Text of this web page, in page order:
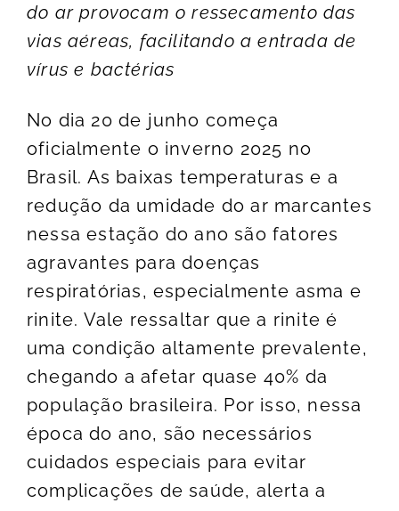
do ar provocam o ressecamento das
vias aéreas, facilitando a entrada de
vírus e bactérias
No dia 20 de junho começa
oficialmente o inverno 2025 no
Brasil. As baixas temperaturas e a
redução da umidade do ar marcantes
nessa estação do ano são fatores
agravantes para doenças
respiratórias, especialmente asma e
rinite. Vale ressaltar que a rinite é
uma condição altamente prevalente,
chegando a afetar quase 40% da
população brasileira. Por isso, nessa
época do ano, são necessários
cuidados especiais para evitar
complicações de saúde, alerta a